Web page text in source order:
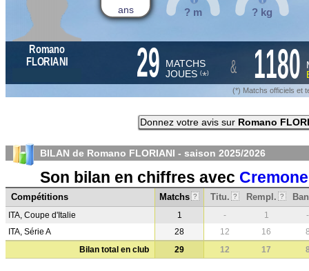
ans ? m ? kg
Romano
FLORIANI
29 MATCHS
JOUES (*) & 1180
(*) Matchs officiels et
Donnez votre avis sur Romano
BILAN de Romano FLORIANI - saison 2025/2026
Son bilan en chiffres avec
Compétitions Matchs ? Titu. ? Rempl. ?
ITA, Coupe d'Italie 1 - 1
-
ITA, Série A
28 12 16
Bilan total en club
29 12 17